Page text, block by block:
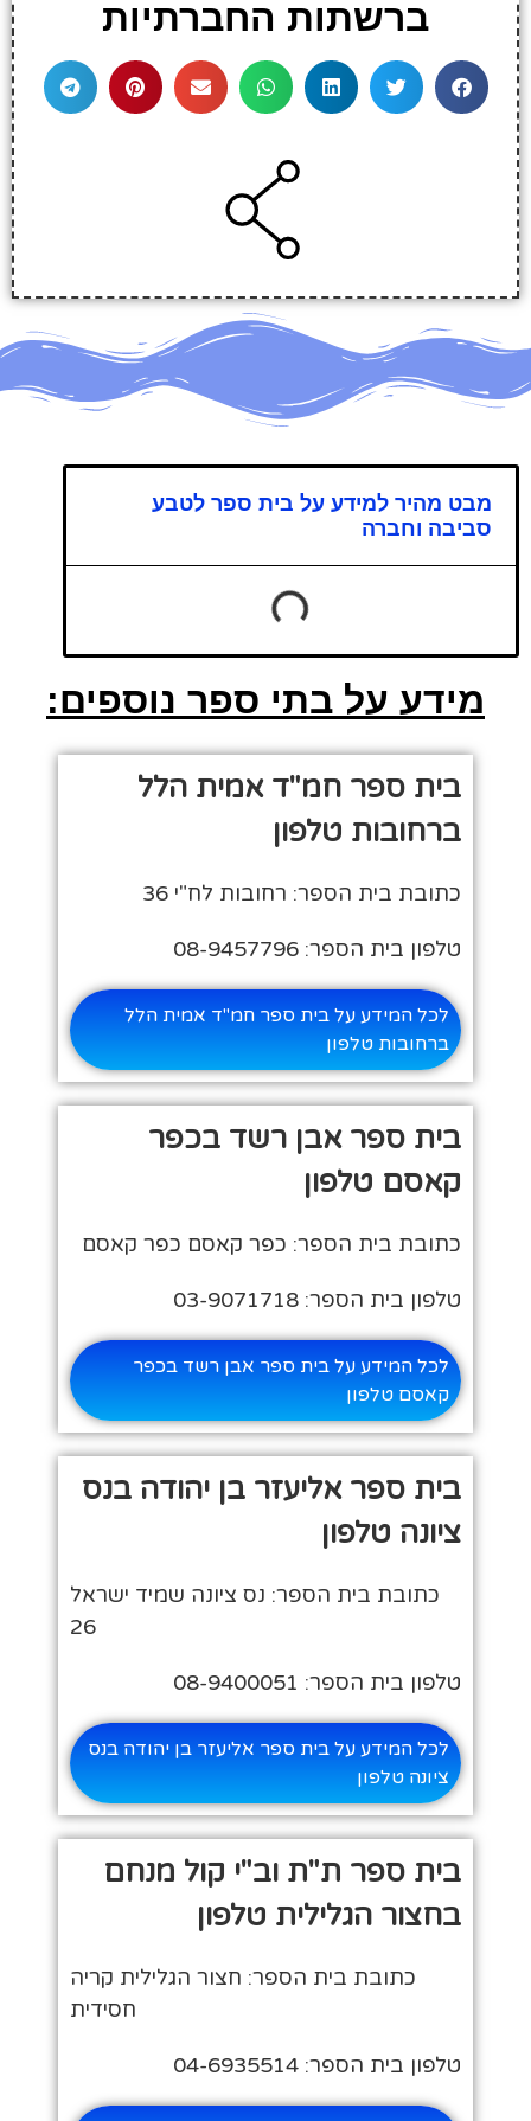
ברשתות החברתיות
מבט מהיר למידע על בית ספר לטבע
סביבה וחברה
מידע על בתי ספר נוספים:
בית ספר חמ"ד אמית הלל
ברחובות טלפון
כתובת בית הספר: רחובות לח"י 36
טלפון בית הספר: 08-9457796
לכל המידע על בית ספר חמ"ד אמית הלל
ברחובות טלפון
בית ספר אבן רשד בכפר
קאסם טלפון
כתובת בית הספר: כפר קאסם כפר קאסם
טלפון בית הספר: 03-9071718
לכל המידע על בית ספר אבן רשד בכפר
קאסם טלפון
בית ספר אליעזר בן יהודה בנס
ציונה טלפון
כתובת בית הספר: נס ציונה שמיד ישראל
26
טלפון בית הספר: 08-9400051
לכל המידע על בית ספר אליעזר בן יהודה בנס
ציונה טלפון
בית ספר ת"ת וב"י קול מנחם
בחצור הגלילית טלפון
כתובת בית הספר: חצור הגלילית קריה
חסידית
טלפון בית הספר: 04-6935514